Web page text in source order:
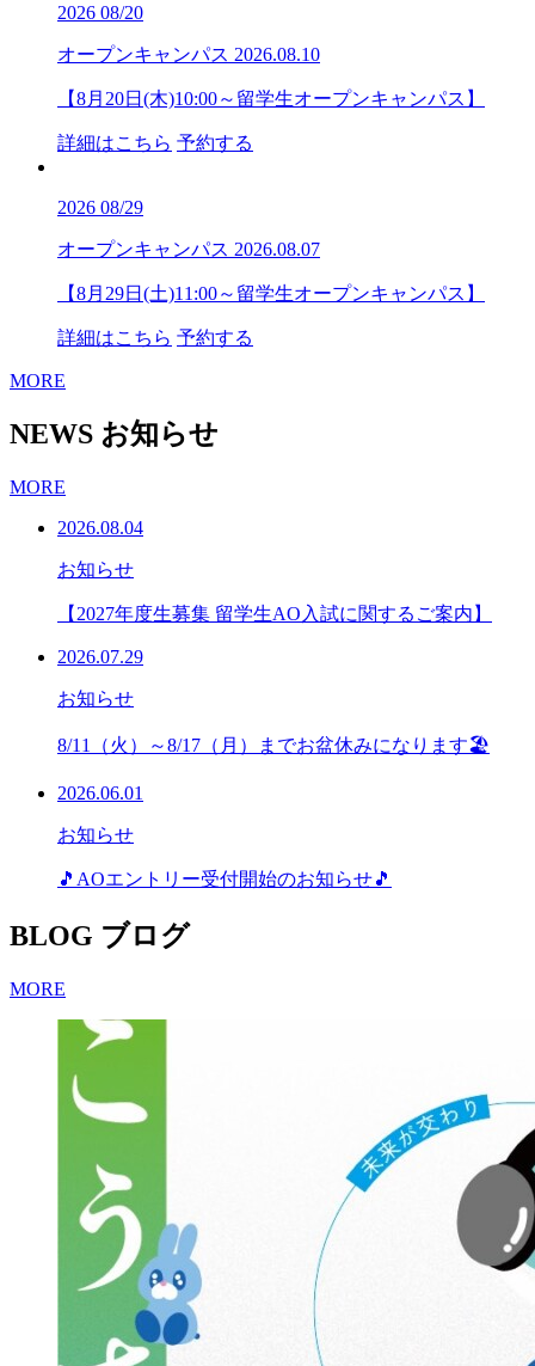
2026 08/20
オープンキャンパス 2026.08.10
【8月20日(木)10:00～留学生オープンキャンパス】
詳細はこちら 予約する
2026 08/29
オープンキャンパス 2026.08.07
【8月29日(土)11:00～留学生オープンキャンパス】
詳細はこちら 予約する
MORE
NEWS お知らせ
MORE
2026.08.04
お知らせ
【2027年度生募集 留学生AO入試に関するご案内】
2026.07.29
お知らせ
8/11（火）～8/17（月）までお盆休みになります🏖
2026.06.01
お知らせ
🎵AOエントリー受付開始のお知らせ🎵
BLOG ブログ
MORE